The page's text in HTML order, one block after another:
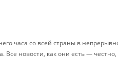
часа со всей страны в
Все новости, как они есть —